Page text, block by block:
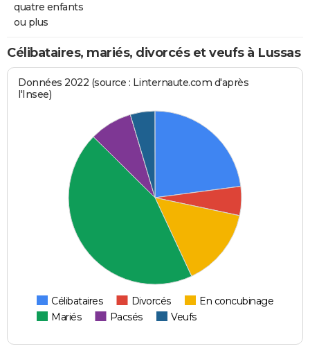
quatre enfants
ou plus
Célibataires, mariés, divorcés et veufs à Lussas
Données 2022 (source : Linternaute.com d'après
l'Insee)
Célibataires Divorcés
En concubinage
Mariés
Pacsés Veufs